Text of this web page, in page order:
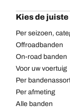
Kies de juiste
Per seizoen,
Offroadbanden
On-road banden
Voor uw voertuig
Per
Per afmeting
Alle banden